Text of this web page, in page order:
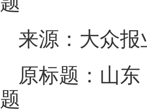
来源：大众报
原标题：山东
题